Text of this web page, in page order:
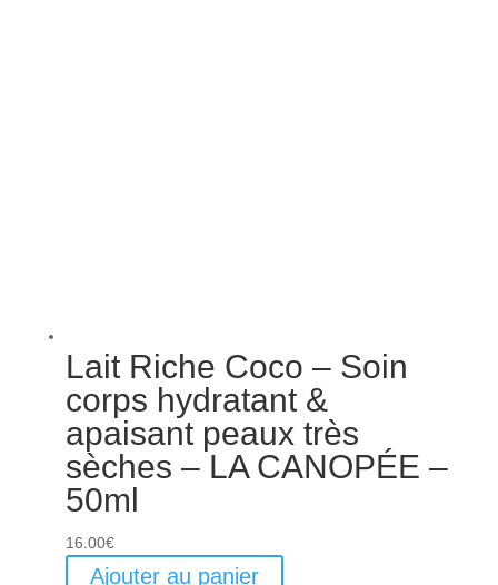
Lait Riche Coco – Soin
corps hydratant &
apaisant peaux très
sèches – LA CANOPÉE –
50ml
16.00€
Ajouter au panier